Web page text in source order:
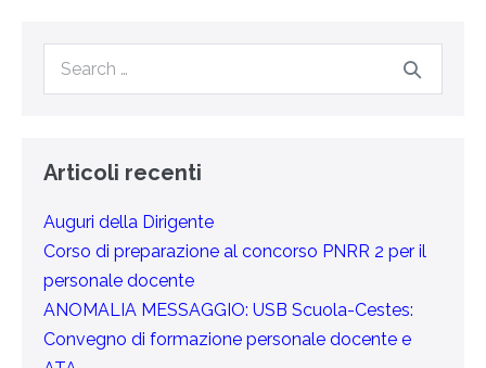
Articoli recenti
Auguri della Dirigente
Corso di preparazione al concorso PNRR 2 per il
personale docente
ANOMALIA MESSAGGIO: USB Scuola-Cestes:
Convegno di formazione personale docente e